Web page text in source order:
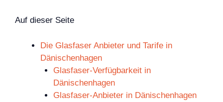
Auf dieser Seite
Die Glasfaser Anbieter und Tarife in
Dänischenhagen
Glasfaser-Verfügbarkeit in
Dänischenhagen
Glasfaser-Anbieter in Dänischenhagen